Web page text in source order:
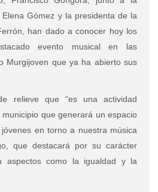
Gómez y la presidenta de la
han dado a conocer hoy los
evento musical en las
Murgijoven que ya ha abierto sus
relieve que “es una actividad
que generará un espacio
en torno a nuestra música
que destacará por su carácter
aspectos como la igualdad y la